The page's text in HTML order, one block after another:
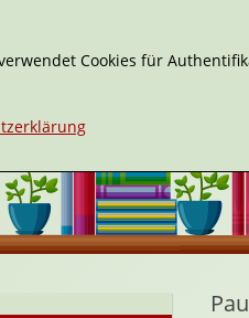
Cookies für